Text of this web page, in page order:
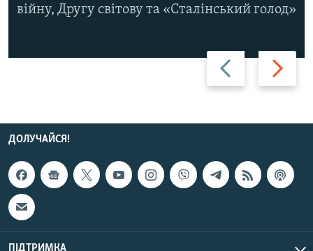
Назад Вперед
війну, Другу світову та «Сталінський голод»
ДОЛУЧАЙСЯ!
ПІДТРИМКА